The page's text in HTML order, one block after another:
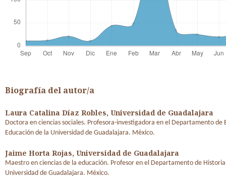
Biografía del autor/a
Laura Catalina Díaz Robles, Universidad de Guadalajara
Doctora en ciencias sociales. Profesora-investigadora en el Departamento de
Educación de la Universidad de Guadalajara. México.
Jaime Horta Rojas, Universidad de Guadalajara
Maestro en ciencias de la educación. Profesor en el Departamento de
Universidad de Guadalajara. México.